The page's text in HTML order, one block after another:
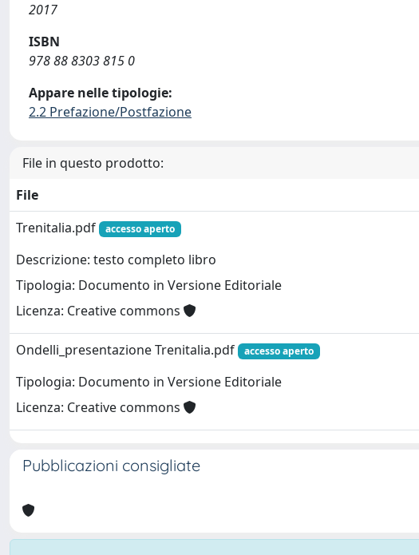
2017
ISBN
978 88 8303 815 0
Appare nelle tipologie:
2.2 Prefazione/Postfazione
File in questo prodotto:
File
Trenitalia.pdf
accesso aperto
Descrizione: testo completo libro
Tipologia: Documento in Versione Editoriale
Licenza: Creative commons
Ondelli_presentazione Trenitalia.pdf accesso aperto
Tipologia: Documento in Versione Editoriale
Licenza: Creative commons
Pubblicazioni consigliate